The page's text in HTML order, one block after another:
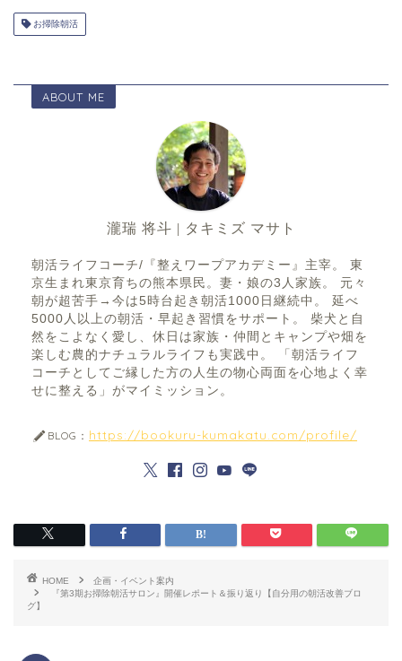
お掃除朝活
ABOUT ME
瀧瑞 将斗 | タキミズ マサト
朝活ライフコーチ/『整えワープアカデミー』主宰。 東
京生まれ東京育ちの熊本県民。妻・娘の3人家族。 元々
朝が超苦手→今は5時台起き朝活1000日継続中。 延べ
5000人以上の朝活・早起き習慣をサポート。 柴犬と自
然をこよなく愛し、休日は家族・仲間とキャンプや畑を
楽しむ農的ナチュラルライフも実践中。 「朝活ライフ
コーチとしてご縁した方の人生の物心両面を心地よく幸
せに整える」がマイミッション。
BLOG： https://bookuru-kumakatu.com/profile/
HOME
企画・イベント案内
『第3期お掃除朝活サロン』開催レポート＆振り返り【自分用の朝活改善ブロ
グ】